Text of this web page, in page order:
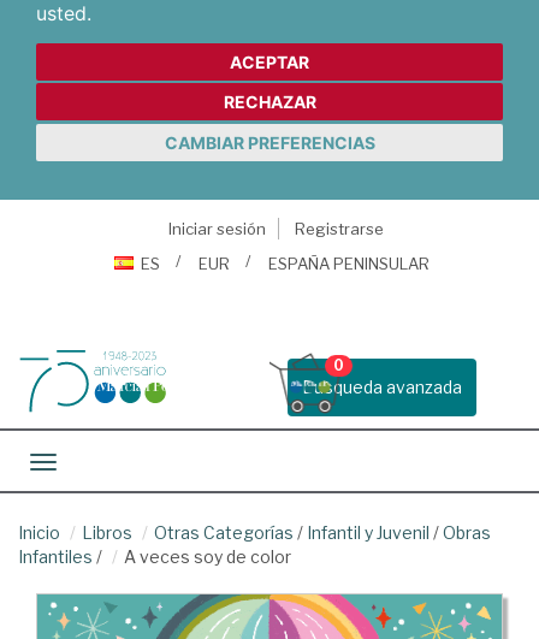
usted.
ACEPTAR
RECHAZAR
CAMBIAR PREFERENCIAS
Iniciar sesión
Registrarse
ES
EUR ESPAÑA PENINSULAR
Busqueda avanzada
0
Toggle navigation
Inicio Libros Otras Categorías / Infantil y Juvenil /Obras
Infantiles / A veces soy de color